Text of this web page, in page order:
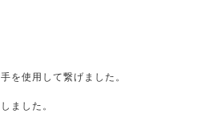
を使用して繋げました。
ました。